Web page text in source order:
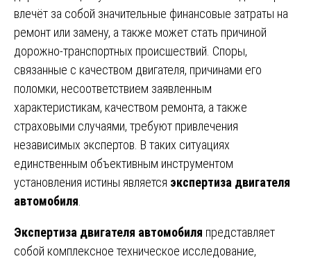
влечёт за собой значительные финансовые затраты на
ремонт или замену, а также может стать причиной
дорожно-транспортных происшествий. Споры,
связанные с качеством двигателя, причинами его
поломки, несоответствием заявленным
характеристикам, качеством ремонта, а также
страховыми случаями, требуют привлечения
независимых экспертов. В таких ситуациях
единственным объективным инструментом
установления истины является экспертиза двигателя
автомобиля
Экспертиза двигателя автомобиля представляет
собой комплексное техническое исследование,